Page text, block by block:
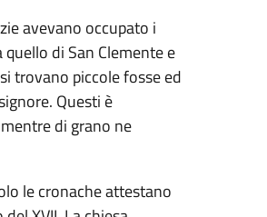
avevano occupato i
di San Clemente e
trovano piccole fosse ed
Questi è
di grano ne
le cronache attestano